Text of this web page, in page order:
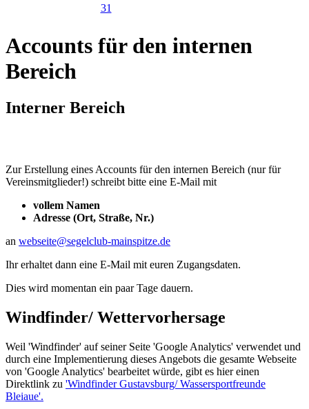
31
Accounts für den internen
Bereich
Interner Bereich
Zur Erstellung eines Accounts für den internen Bereich (nur für
Vereinsmitglieder!) schreibt bitte eine E-Mail mit
vollem Namen
Adresse (Ort, Straße, Nr.)
an webseite@segelclub-mainspitze.de
Ihr erhaltet dann eine E-Mail mit euren Zugangsdaten.
Dies wird momentan ein paar Tage dauern.
Windfinder/ Wettervorhersage
Weil 'Windfinder' auf seiner Seite 'Google Analytics' verwendet und
durch eine Implementierung dieses Angebots die gesamte Webseite
von 'Google Analytics' bearbeitet würde, gibt es hier einen
Direktlink zu 'Windfinder Gustavsburg/ Wassersportfreunde
Bleiaue'.